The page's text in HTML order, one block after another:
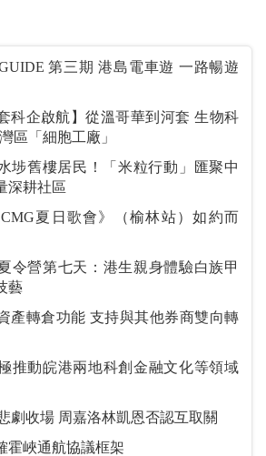
第三期 港島電車遊 一路暢遊
企啟航】從溫哥華到河套 生物科
區「細胞工廠」
埗舊樓居民！「米粒行動」匯聚中
深耕社區
夏日歌會》（榆林站）如約而
令營第七天：港生親身體驗白族甲
藝
產轉倉功能 支持與其他券商雙向轉
推動皖港兩地科創金融文化等領域
劇收場 周嘉洛林凱恩否認互取關
霍峽通航協議框架